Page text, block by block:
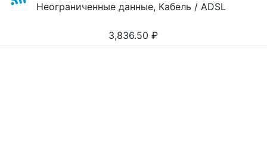
Неограниченные данные, Кабель / ADSL
3,836.50 ₽